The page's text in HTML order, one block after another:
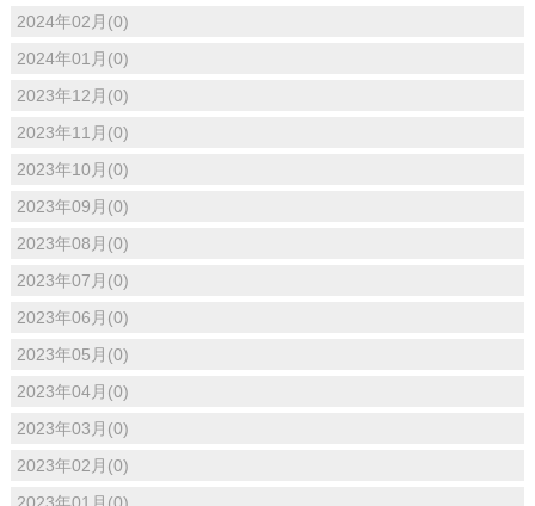
2024年02月(0)
2024年01月(0)
2023年12月(0)
2023年11月(0)
2023年10月(0)
2023年09月(0)
2023年08月(0)
2023年07月(0)
2023年06月(0)
2023年05月(0)
2023年04月(0)
2023年03月(0)
2023年02月(0)